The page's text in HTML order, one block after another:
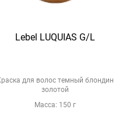
Lebel LUQUIAS G/L
для волос темный блондин
золотой
Масса: 150 г